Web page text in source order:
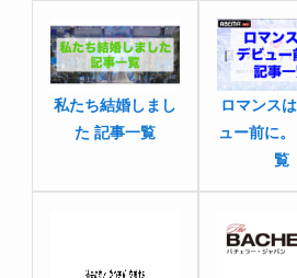
私たち結婚しまし
た 記事一覧
ロマンス
ュー前に
覧